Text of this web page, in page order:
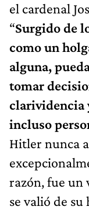
el cardenal
“Surgido de
como un
alguna,
tomar
clarividencia
incluso
Hitler nunca
razón, fue un
se valió de